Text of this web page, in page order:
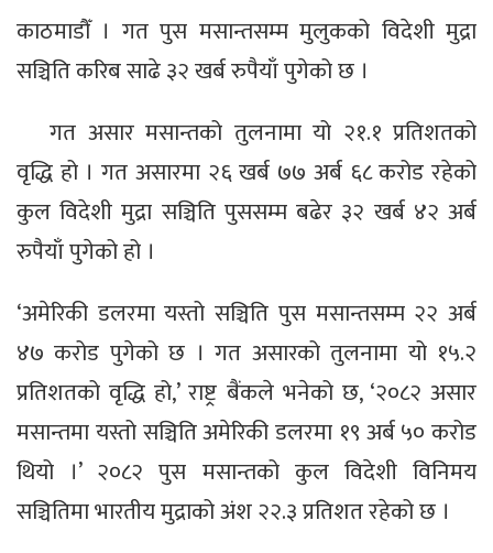
काठमाडौँ । गत पुस मसान्तसम्म मुलुकको विदेशी मुद्रा
सञ्चिति करिब साढे ३२ खर्ब रुपैयाँ पुगेको छ ।
गत असार मसान्तको तुलनामा यो २१.१ प्रतिशतको
वृद्धि हो । गत असारमा २६ खर्ब ७७ अर्ब ६८ करोड रहेको
कुल विदेशी मुद्रा सञ्चिति पुससम्म बढेर ३२ खर्ब ४२ अर्ब
रुपैयाँ पुगेको हो ।
‘अमेरिकी डलरमा यस्तो सञ्चिति पुस मसान्तसम्म २२ अर्ब
४७ करोड पुगेको छ । गत असारको तुलनामा यो १५.२
प्रतिशतको वृद्धि हो,’ राष्ट्र बैंकले भनेको छ, ‘२०८२ असार
मसान्तमा यस्तो सञ्चिति अमेरिकी डलरमा १९ अर्ब ५० करोड
थियो ।’ २०८२ पुस मसान्तको कुल विदेशी विनिमय
सञ्चितिमा भारतीय मुद्राको अंश २२.३ प्रतिशत रहेको छ ।